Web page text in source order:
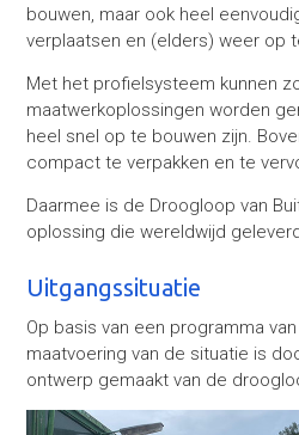
bouwen, maar ook heel
verplaatsen en (elders) weer op
Met het profielsysteem kunnen
maatwerkoplossingen worden
heel snel op te bouwen zijn.
compact te verpakken en te
Daarmee is de Droogloop van
oplossing die wereldwijd
Uitgangssituatie
Op basis van een programma
maatvoering van de situatie is
ontwerp gemaakt van de